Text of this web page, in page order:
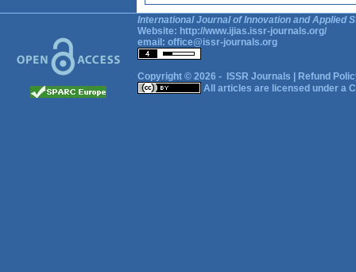
International Journal of Innovation and Applied
Website: http://www.ijias.issr-journals.org/
email: office@issr-journals.org
Copyright © 2026 - ISSR Journals
Refund
All articles are licensed under a